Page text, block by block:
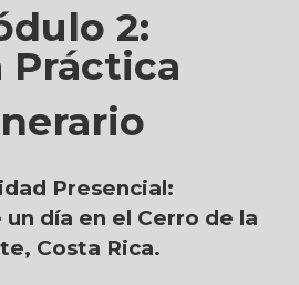
2:
Práctica
Presencial:
día en el Cerro de la
Costa Rica.